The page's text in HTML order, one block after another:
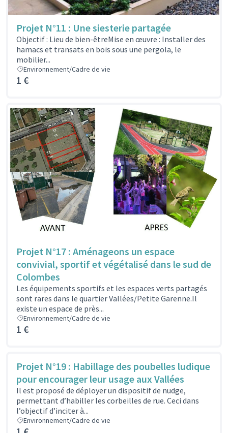
Projet N°11 : Une siesterie partagée
Objectif : Lieu de bien-êtreMise en œuvre : Installer des
hamacs et transats en bois sous une pergola, le
mobilier...
Environnement/Cadre de vie
1 €
Projet N°17 : Aménageons un espace
convivial, sportif et végétalisé dans le sud de
Colombes
Les équipements sportifs et les espaces verts partagés
sont rares dans le quartier Vallées/Petite Garenne.Il
existe un espace de près...
Environnement/Cadre de vie
1 €
Projet N°19 : Habillage des poubelles ludique
pour encourager leur usage aux Vallées
Il est proposé de déployer un dispositif de nudge,
permettant d’habiller les corbeilles de rue. Ceci dans
l’objectif d’inciter à...
Environnement/Cadre de vie